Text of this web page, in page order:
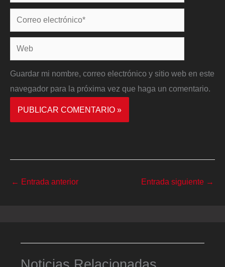
Correo
electrónico*
Web
Guardar mi nombre, correo electrónico y sitio web en este
navegador para la próxima vez que haga un comentario.
← Entrada anterior Entrada siguiente →